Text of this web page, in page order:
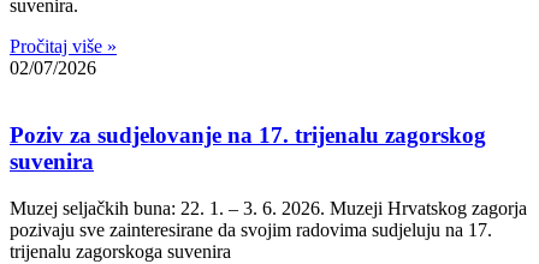
suvenira.
Pročitaj više »
02/07/2026
Poziv za sudjelovanje na 17. trijenalu zagorskog
suvenira
Muzej seljačkih buna: 22. 1. – 3. 6. 2026. Muzeji Hrvatskog zagorja
pozivaju sve zainteresirane da svojim radovima sudjeluju na 17.
trijenalu zagorskoga suvenira